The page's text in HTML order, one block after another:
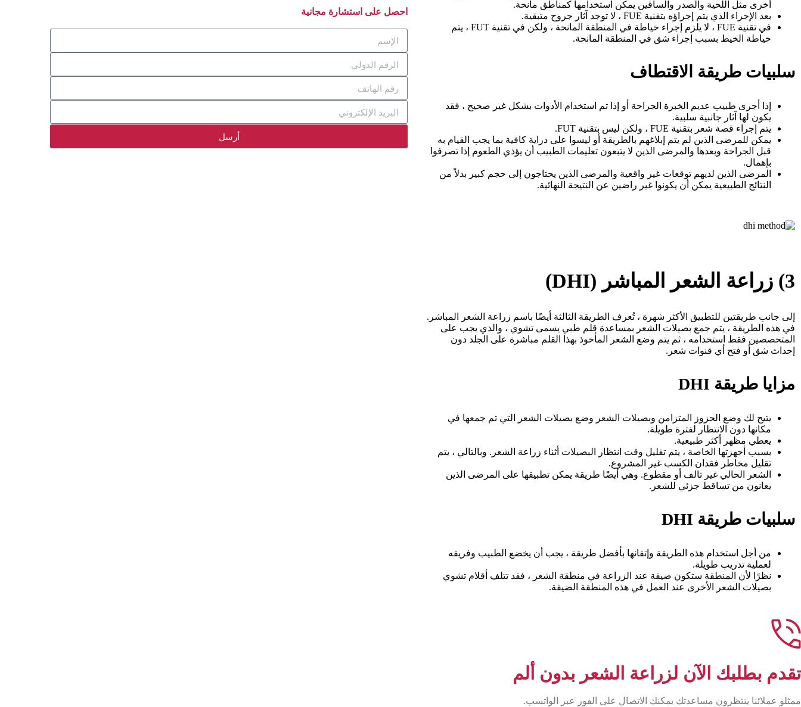
أخرى مثل اللحية والصدر والساقين يمكن استخدامها كمناطق مانحة.
بعد الإجراء الذي يتم إجراؤه بتقنية FUE ، لا توجد آثار جروح متبقية.
في تقنية FUE ، لا يلزم إجراء خياطة في المنطقة المانحة ، ولكن في تقنية FUT ، يتم
خياطة الخيط بسبب إجراء شق في المنطقة المانحة.
سلبيات طريقة الاقتطاف
إذا أجرى طبيب عديم الخبرة الجراحة أو إذا تم استخدام الأدوات بشكل غير صحيح ، فقد
يكون لها آثار جانبية سلبية.
يتم إجراء قصة شعر بتقنية FUE ، ولكن ليس بتقنية FUT.
يمكن للمرضى الذين لم يتم إبلاغهم بالطريقة أو ليسوا على دراية كافية بما يجب القيام به
قبل الجراحة وبعدها والمرضى الذين لا يتبعون تعليمات الطبيب أن يؤذي الطعوم إذا تصرفوا
بإهمال.
المرضى الذين لديهم توقعات غير واقعية والمرضى الذين يحتاجون إلى حجم كبير بدلاً من
النتائج الطبيعية يمكن أن يكونوا غير راضين عن النتيجة النهائية.
3) زراعة الشعر المباشر (DHI)
إلى جانب طريقتين للتطبيق الأكثر شهرة ، تُعرف الطريقة الثالثة أيضًا باسم زراعة الشعر المباشر.
في هذه الطريقة ، يتم جمع بصيلات الشعر بمساعدة قلم طبي يسمى تشوي ، والذي يجب على
المتخصصين فقط استخدامه ، ثم يتم وضع الشعر المأخوذ بهذا القلم مباشرة على الجلد دون
إحداث شق أو فتح أي قنوات شعر.
مزايا طريقة DHI
يتيح لك وضع الحزوز المتزامن وبصيلات الشعر وضع بصيلات الشعر التي تم جمعها في
مكانها دون الانتظار لفترة طويلة.
يعطي مظهر أكثر طبيعية.
بسبب أجهزتها الخاصة ، يتم تقليل وقت انتظار البصيلات أثناء زراعة الشعر. وبالتالي ، يتم
تقليل مخاطر فقدان الكسب غير المشروع.
الشعر الحالي غير تالف أو مقطوع. وهي أيضًا طريقة يمكن تطبيقها على المرضى الذين
يعانون من تساقط جزئي للشعر.
سلبيات طريقة DHI
من أجل استخدام هذه الطريقة وإتقانها بأفضل طريقة ، يجب أن يخضع الطبيب وفريقه
لعملية تدريب طويلة.
نظرًا لأن المنطقة ستكون ضيقة عند الزراعة في منطقة الشعر ، فقد تتلف أقلام تشوي
بصيلات الشعر الأخرى عند العمل في هذه المنطقة الضيقة.
احصل على استشارة مجانية
أرسل
تقدم بطلبك الآن لزراعة الشعر بدون ألم
ممثلو عملائنا ينتظرون مساعدتك يمكنك الاتصال على الفور عبر الواتسب.